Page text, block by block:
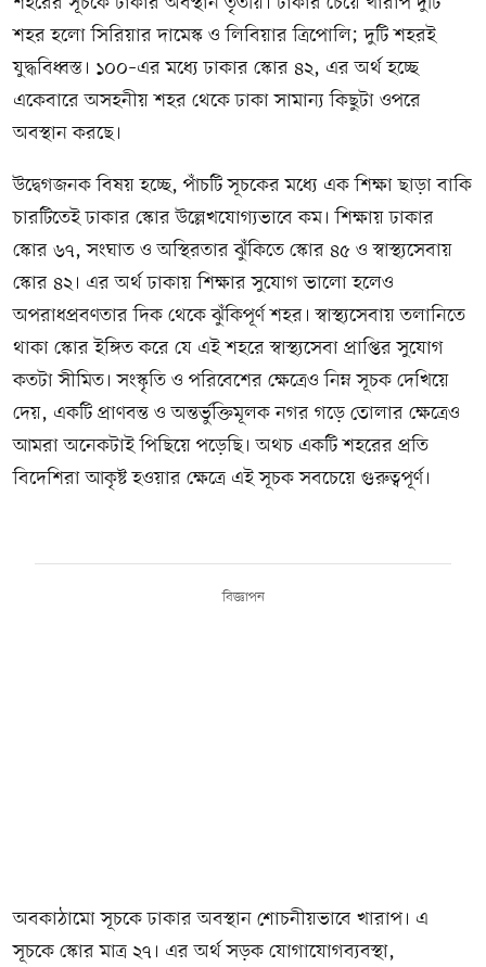
শহর হলো সিরিয়ার দামেস্ক ও লিবিয়ার ত্রিপোলি; দুটি শহরই
যুদ্ধবিধ্বস্ত। ১০০–এর মধ্যে ঢাকার স্কোর ৪২, এর অর্থ হচ্ছে
একেবারে অসহনীয় শহর থেকে ঢাকা সামান্য কিছুটা ওপরে
অবস্থান করছে।
উদ্বেগজনক বিষয় হচ্ছে, পাঁচটি সূচকের মধ্যে এক শিক্ষা ছাড়া বাকি
চারটিতেই ঢাকার স্কোর উল্লেখযোগ্যভাবে কম। শিক্ষায় ঢাকার
স্কোর ৬৭, সংঘাত ও অস্থিরতার ঝুঁকিতে স্কোর ৪৫ ও স্বাস্থ্যসেবায়
স্কোর ৪২। এর অর্থ ঢাকায় শিক্ষার সুযোগ ভালো হলেও
অপরাধপ্রবণতার দিক থেকে ঝুঁকিপূর্ণ শহর। স্বাস্থ্যসেবায় তলানিতে
থাকা স্কোর ইঙ্গিত করে যে এই শহরে স্বাস্থ্যসেবা প্রাপ্তির সুযোগ
কতটা সীমিত। সংস্কৃতি ও পরিবেশের ক্ষেত্রেও নিম্ন সূচক দেখিয়ে
দেয়, একটি প্রাণবন্ত ও অন্তর্ভুক্তিমূলক নগর গড়ে তোলার ক্ষেত্রেও
আমরা অনেকটাই পিছিয়ে পড়েছি। অথচ একটি শহরের প্রতি
বিদেশিরা আকৃষ্ট হওয়ার ক্ষেত্রে এই সূচক সবচেয়ে গুরুত্বপূর্ণ।
বিজ্ঞাপন
অবকাঠামো সূচকে ঢাকার অবস্থান শোচনীয়ভাবে খারাপ। এ
সূচকে স্কোর মাত্র ২৭। এর অর্থ সড়ক যোগাযোগব্যবস্থা,